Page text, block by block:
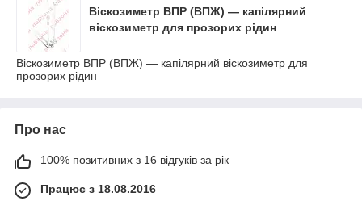
Віскозиметр ВПР (ВПЖ) — капілярний
віскозиметр для прозорих рідин
Віскозиметр ВПР (ВПЖ) — капілярний віскозиметр для
прозорих рідин
Про нас
100% позитивних з 16 відгуків за рік
Працює з 18.08.2016